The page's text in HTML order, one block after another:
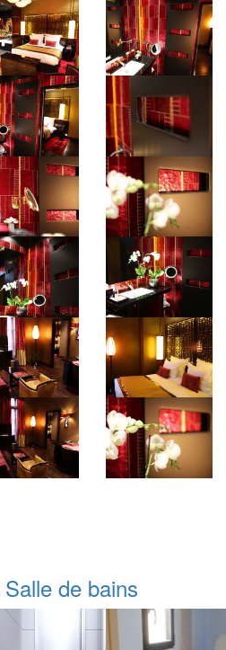
Salle de bains